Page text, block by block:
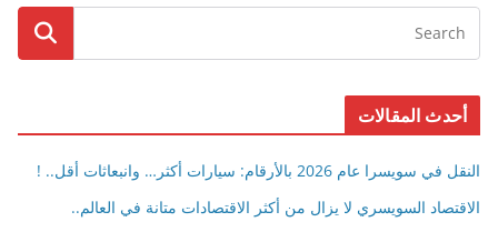
أحدث المقالات
النقل في سويسرا عام 2026 بالأرقام: سيارات أكثر… وانبعاثات أقل.. !
الاقتصاد السويسري لا يزال من أكثر الاقتصادات متانة في العالم..